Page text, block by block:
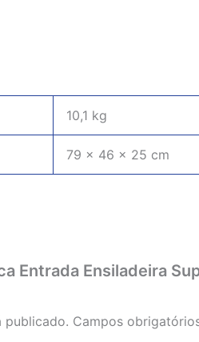
10,1 kg
79 × 46 × 25 cm
Entrada Ensiladeira
publicado. Campos